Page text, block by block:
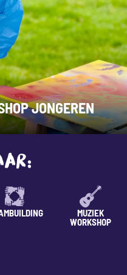
JONGEREN
MUZIEK
WORKSHOP